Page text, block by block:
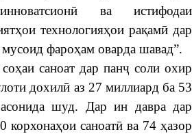
ва истифодаи
технологияҳои рақамӣ дар
фароҳам оварда шавад”.
саноат дар панҷ соли охир
дохилӣ аз 27 миллиард ба 53
шуд. Дар ин давра дар
саноатӣ ва 74 ҳазор